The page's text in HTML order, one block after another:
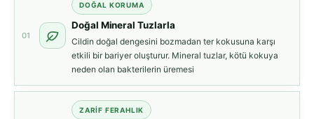
01
DOĞAL KORUMA
Doğal Mineral Tuzlarla
Cildin doğal dengesini bozmadan ter kokusuna karşı
etkili bir bariyer oluşturur. Mineral tuzlar, kötü kokuya
neden olan bakterilerin üremesi
ZARIF FERAHLIK